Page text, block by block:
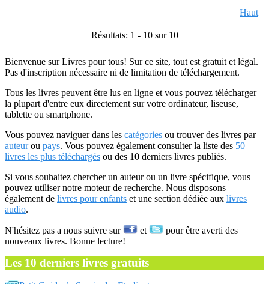
Haut
Résultats: 1 - 10 sur 10
Bienvenue sur Livres pour tous! Sur ce site, tout est gratuit et légal.
Pas d'inscription nécessaire ni de limitation de téléchargement.
Tous les livres peuvent être lus en ligne et vous pouvez télécharger
la plupart d'entre eux directement sur votre ordinateur, liseuse,
tablette ou smartphone.
Vous pouvez naviguer dans les catégories ou trouver des livres par
auteurou pays. Vous pouvez également consulter la liste des 50
livres les plus téléchargés ou des 10 derniers livres publiés.
Si vous souhaitez chercher un auteur ou un livre spécifique, vous
pouvez utiliser notre moteur de recherche. Nous disposons
également de livres pour enfants et une section dédiée aux livres
audio.
N'hésitez pas a nous suivre sur et
pour être averti des
nouveaux livres. Bonne lecture!
Les 10 derniers livres gratuits